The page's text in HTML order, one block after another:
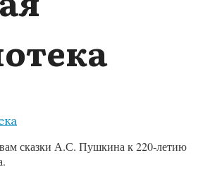
сказки А.С. Пушкина к 220-летию